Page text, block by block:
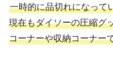
一時的に品切れになって
現在もダイソーの圧縮グ
コーナーや収納コーナー